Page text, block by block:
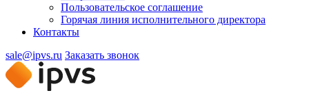
Пользовательское соглашение
Горячая линия исполнительного директора
Контакты
sale@ipvs.ru Заказать звонок